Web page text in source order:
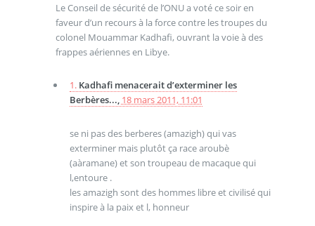
Le Conseil de sécurité de l’ONU a voté ce soir en
faveur d’un recours à la force contre les troupes du
colonel Mouammar Kadhafi, ouvrant la voie à des
frappes aériennes en Libye.
1. Kadhafi menacerait d’exterminer les
Berbères..., 18 mars 2011, 11:01
se ni pas des berberes (amazigh) qui vas
exterminer mais plutôt ça race aroubè
(aàramane) et son troupeau de macaque qui
l,entoure .
les amazigh sont des hommes libre et civilisé qui
inspire à la paix et l, honneur